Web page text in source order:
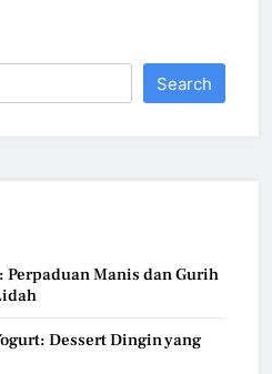
Search
Perpaduan Manis dan Gurih
Dessert Dingin yang